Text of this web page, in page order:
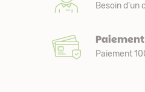
Besoin
Paiement